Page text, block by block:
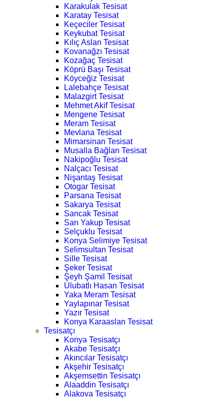
Karakulak Tesisat
Karatay Tesisat
Keçeciler Tesisat
Keykubat Tesisat
Kılıç Aslan Tesisat
Kovanağzı Tesisat
Kozağaç Tesisat
Köprü Başı Tesisat
Köyceğiz Tesisat
Lalebahçe Tesisat
Malazgirt Tesisat
Mehmet Akif Tesisat
Mengene Tesisat
Meram Tesisat
Mevlana Tesisat
Mimarsinan Tesisat
Musalla Bağları Tesisat
Nakipoğlu Tesisat
Nalçacı Tesisat
Nişantaş Tesisat
Otogar Tesisat
Parsana Tesisat
Sakarya Tesisat
Sancak Tesisat
Sarı Yakup Tesisat
Selçuklu Tesisat
Konya Selimiye Tesisat
Selimsultan Tesisat
Sille Tesisat
Şeker Tesisat
Şeyh Şamil Tesisat
Ulubatlı Hasan Tesisat
Yaka Meram Tesisat
Yaylapınar Tesisat
Yazır Tesisat
Konya Karaaslan Tesisat
Tesisatçı
Konya Tesisatçı
Akabe Tesisatçı
Akıncılar Tesisatçı
Akşehir Tesisatçı
Akşemsettin Tesisatçı
Alaaddin Tesisatçı
Alakova Tesisatçı